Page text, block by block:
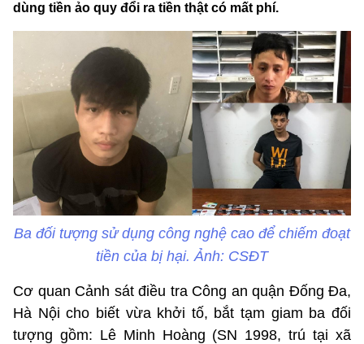
dùng tiền ảo quy đổi ra tiền thật có mất phí.
Ba đối tượng sử dụng công nghệ cao để chiếm đoạt
tiền của bị hại. Ảnh: CSĐT
Cơ quan Cảnh sát điều tra Công an quận Đống Đa,
Hà Nội cho biết vừa khởi tố, bắt tạm giam ba đối
tượng gồm: Lê Minh Hoàng (SN 1998, trú tại xã